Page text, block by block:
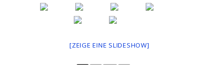
[ZEIGE EINE SLIDESHOW]